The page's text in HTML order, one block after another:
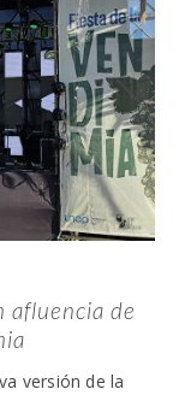
afluencia de
versión de la